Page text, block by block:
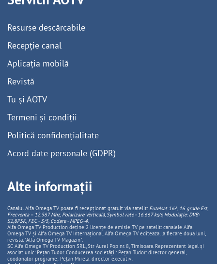
Resurse descărcabile
Recepție canal
Aplicația mobilă
Revistă
Tu și AOTV
Termeni și condiții
Politică confidențialitate
Acord date personale (GDPR)
Alte informații
Canalul Alfa Omega TV poate fi recepționat gratuit via satelit: Eutelsat 16A, 16 grade Est,
Frecventa – 12.567 Mhz, PolarizareVerticală, Symbol rate - 16.667 ks/s, Modulație: DVB-
S2,8PSK, FEC - 3/5, Codare - MPEG-4.
Alfa Omega TV Production deține 2 licențe de emisie TV pe satelit: canalele Alfa
Omega TV și Alfa Omega TV Internațional. Alfa Omega TV editeaza, la fiecare doua luni,
revista: "Alfa Omega TV Magazin".
SC Alfa Omega TV Production SRL, Str Aurel Pop nr. 8, Timisoara. Reprezentant legal și
asociat unic: Pețan Tudor. Conducerea societății: Pețan Tudor: director general,
coodonator programe; Pețan Mirela: director executiv;